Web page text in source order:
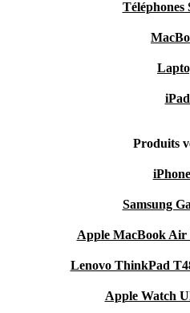
Téléphones
Produits
Samsung
Apple MacBook Air
Lenovo ThinkPad
Apple Watch